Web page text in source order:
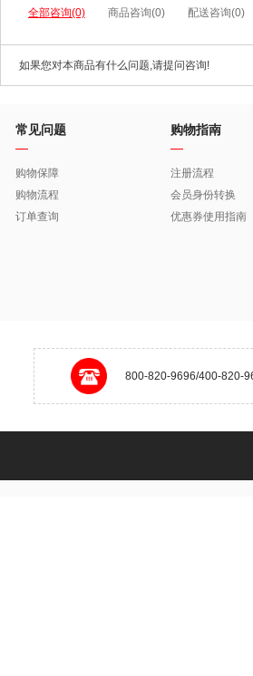
全部咨询(0) 商品咨询(0) 配送咨询(0)
如果您对本商品有什么问题,请提问咨询!
常见问题
购物保障
购物流程
订单查询
购物指南
注册流程
会员身份转换
优惠券使用指南
800-820-9696/400-820-